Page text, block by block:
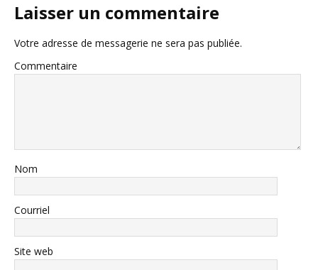
Laisser un commentaire
Votre adresse de messagerie ne sera pas publiée.
Commentaire
Nom
Courriel
Site web